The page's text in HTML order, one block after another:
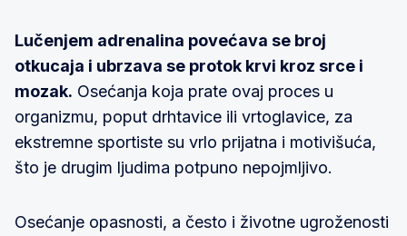
Lučenjem adrenalina povećava se broj
otkucaja i ubrzava se protok krvi kroz srce i
mozak. Osećanja koja prate ovaj proces u
organizmu, poput drhtavice ili vrtoglavice, za
ekstremne sportiste su vrlo prijatna i motivišuća,
što je drugim ljudima potpuno nepojmljivo.
Osećanje opasnosti, a često i životne ugroženosti